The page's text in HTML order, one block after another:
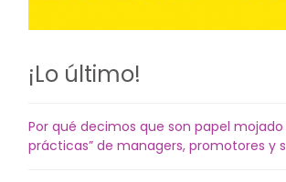
¡Lo último!
Por qué decimos que son papel mojado
prácticas” de managers, promotores y